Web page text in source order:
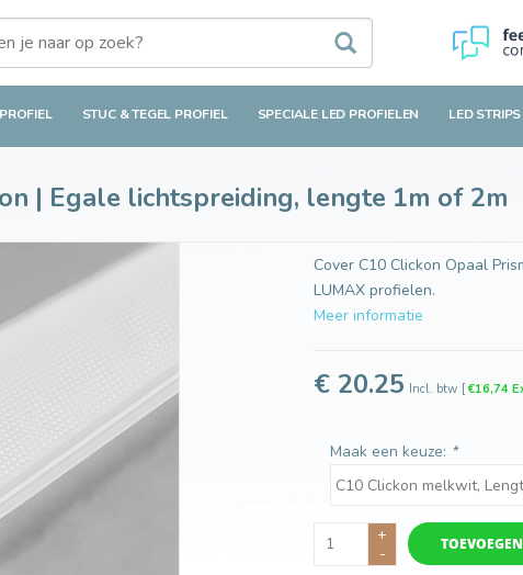
STUC & TEGEL PROFIEL SPECIALE LED PROFIELEN LED
lichtspreiding, lengte 1m of 2m
| Egale lichtspreiding, lengte 1m of 2m
Cover C10 Clickon Opaal
LUMAX profielen.
Meer informatie
€ 20.25 Incl. btw [€16,74
Maak een keuze: *
+
-